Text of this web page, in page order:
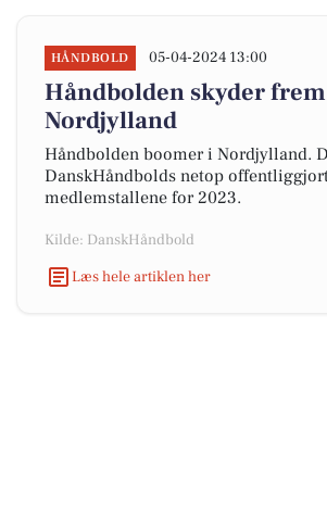
HÅNDBOLD 05-04-2024 13:00
Håndbolden skyder
Nordjylland
Håndbolden boomer i Nordjylland.
DanskHåndbolds netop
medlemstallene for 2023.
Kilde: DanskHåndbold
Læs hele artiklen her